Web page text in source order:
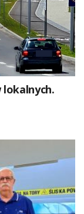
lokalnych.